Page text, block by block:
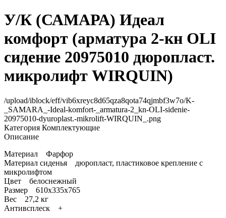
У/К (САМАРА) Идеал
комфорт (арматура 2-кн OLI
сидение 20975010 дюропласт.
микролифт WIRQUIN)
/upload/iblock/eff/vib6xreyc8d65qza8qota74qjmbf3w7o/K-
_SAMARA_-Ideal-komfort-_armatura-2_kn-OLI-sidenie-
20975010-dyuroplast.-mikrolift-WIRQUIN_.png
Категория Комплектующие
Описание
Материал Фарфор
Материал сиденья дюропласт, пластиковое крепление с
микролифтом
Цвет белоснежный
Размер 610x335x765
Вес 27,2 кг
Антивсплеск +